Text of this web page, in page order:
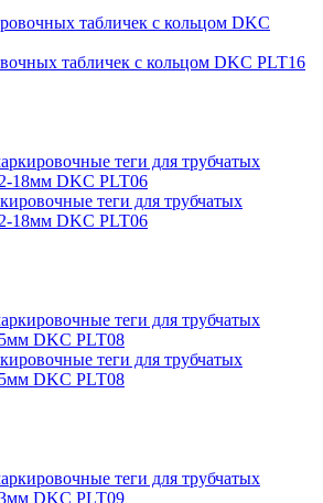
табличек с кольцом DKC PLT16
теги для трубчатых
18мм DKC PLT06
теги для трубчатых
DKC PLT08